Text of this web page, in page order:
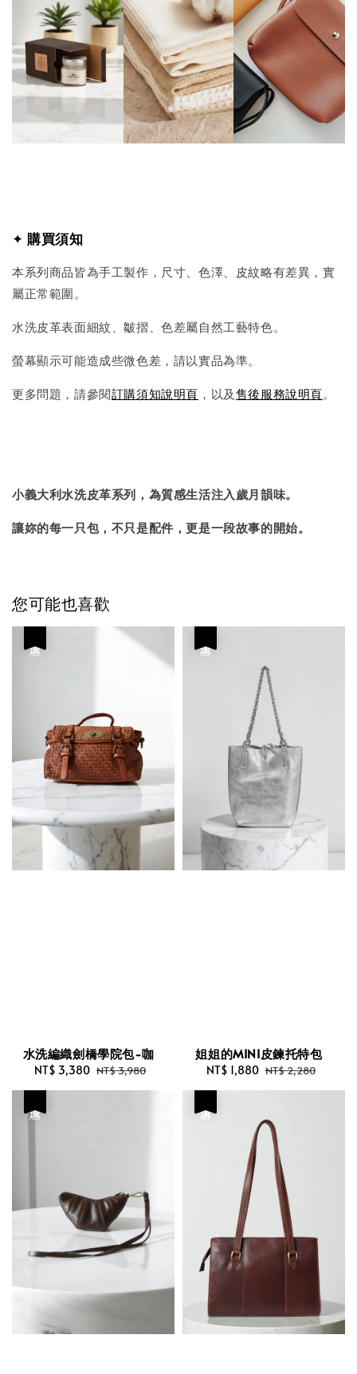
✦ 購買須知
本系列商品皆為手工製作，尺寸、色澤、皮紋略有差異，實
屬正常範圍。
水洗皮革表面細紋、皺摺、色差屬自然工藝特色。
螢幕顯示可能造成些微色差，請以實品為準。
更多問題，請參閱訂購須知說明頁 ，以及售後服務說明頁。
小義大利水洗皮革系列，為質感生活注入歲月韻味。
讓妳的每一只包，不只是配件，更是一段故事的開始。
您可能也喜歡
水洗編織劍橋學院包-咖
Sale
price
NT$ 3,380 Regular
price
NT$ 3,980
姐姐的MINI皮鍊托特包
Sale
price
NT$ 1,880 Regular
price
NT$ 2,280